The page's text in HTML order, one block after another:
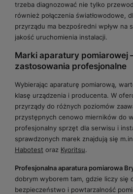
trzeba diagnozować nie tylko
również połączenia światłowodowe,
przyrządu ma bezpośredni wpływ na
jakość uruchomienia instalacji.
Marki aparatury pomiarowej
zastosowania profesjonalne
Wybierając aparaturę pomiarową,
klasę urządzenia i producenta. W
przyrządy do różnych poziomów
przystępnych cenowo mierników do
profesjonalny sprzęt dla serwisu i
sprawdzonych marek znajdują się
Habotest oraz Kyoritsu.
Profesjonalna aparatura pomiarowa
dobrym wyborem tam, gdzie liczy się
bezpieczeństwo i powtarzalność